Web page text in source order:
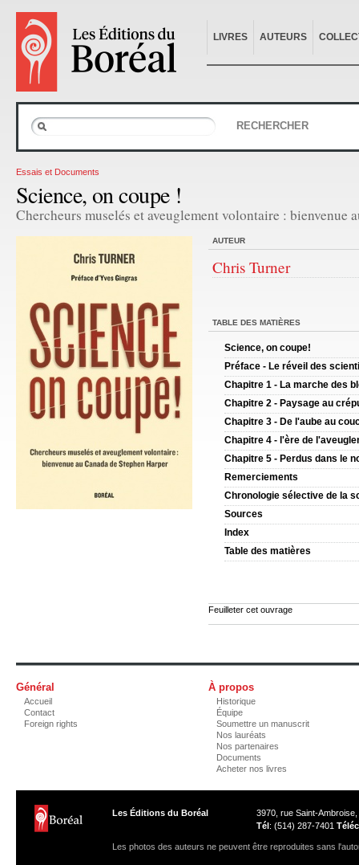
LIVRES AUTEURS
RECHERCHER
Essais et Documents
Science, on coupe !
Chercheurs muselés et aveuglement volontaire : bienvenue
AUTEUR
Chris Turner
TABLE DES MATIÈRES
Science, on coupe!
Préface - Le réveil des
Chapitre 1 - La marche des
Chapitre 2 - Paysage au
Chapitre 3 - De l'aube au
Chapitre 4 - l'ère de
Chapitre 5 - Perdus dans le
Remerciements
Chronologie sélective de la
Sources
Index
Table des matières
Feuilleter cet ouvrage
Général
Accueil
Contact
Foreign rights
À propos
Historique
Équipe
Soumettre un manuscrit
Nos lauréats
Nos partenaires
Documents
Acheter nos livres
Les Éditions du Boréal
3970, rue Saint-
Tél: (514) 287-7401 Téléc
Les photos des auteurs ne peuvent être reproduites sans